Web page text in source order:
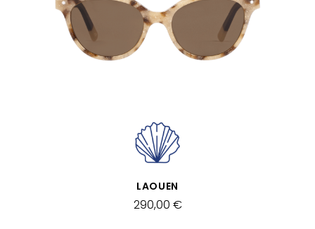
VISTA RÁPIDA
LAOUEN
290,00 €